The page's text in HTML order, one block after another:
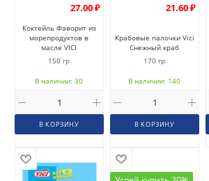
27.00 ₽
Коктейль Фаворит из
морепродуктов в
масле VICI
150 гр
В наличии: 30
В КОРЗИНУ
21.60 ₽
Крабовые палочки Vici
Снежный краб
170 гр
В наличии: 140
В КОРЗИНУ